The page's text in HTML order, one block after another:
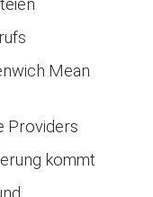
Mean
Providers
kommt